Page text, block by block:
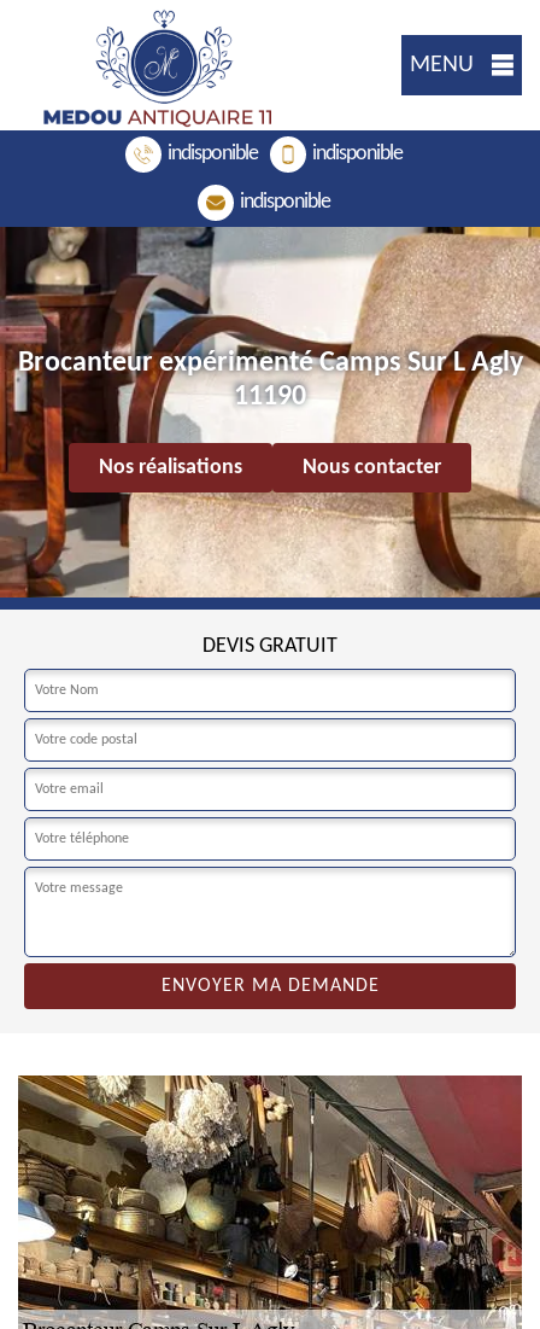
MENU
indisponible indisponible
indisponible
Brocanteur expérimenté Camps Sur L Agly
11190
Nos réalisations Nous contacter
DEVIS GRATUIT